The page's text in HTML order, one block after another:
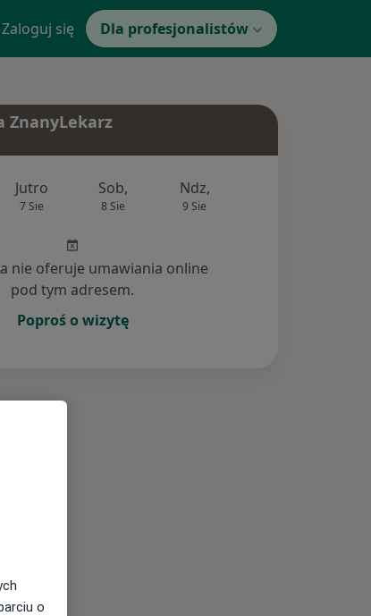
Zaloguj się Dla profesjonalistów
ZnanyLekarz
Jutro
7 Sie
Sob,
8 Sie
Ndz,
9 Sie
nie oferuje umawiania online
pod tym adresem.
Poproś o wizytę
o